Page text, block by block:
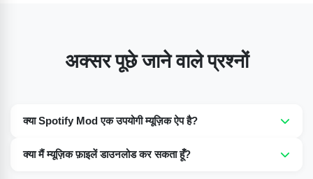
अक्सर पूछे जाने वाले प्रश्नों
क्या Spotify Mod एक उपयोगी म्यूज़िक ऐप है?
हां, यह म्यूज़िक लवर्स के लिए बहुत अच्छा ऑप्शन है, क्योंकि वे बिना किसी खर्च
के लाखों गानों का मज़ा ले सकते हैं और इसके फ्री वर्शन में ऐड्स नहीं आते हैं।
क्या मैं म्यूज़िक फ़ाइलें डाउनलोड कर सकता हूँ?